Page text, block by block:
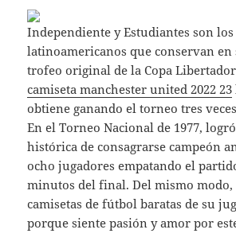
Independiente y Estudiantes son
latinoamericanos que conservan
trofeo original de la Copa
camiseta manchester united 2022 23
obtiene ganando el torneo tres
En el Torneo Nacional de 1977,
histórica de consagrarse campeón
ocho jugadores empatando el
minutos del final. Del mismo
camisetas de fútbol baratas de su
porque siente pasión y amor por